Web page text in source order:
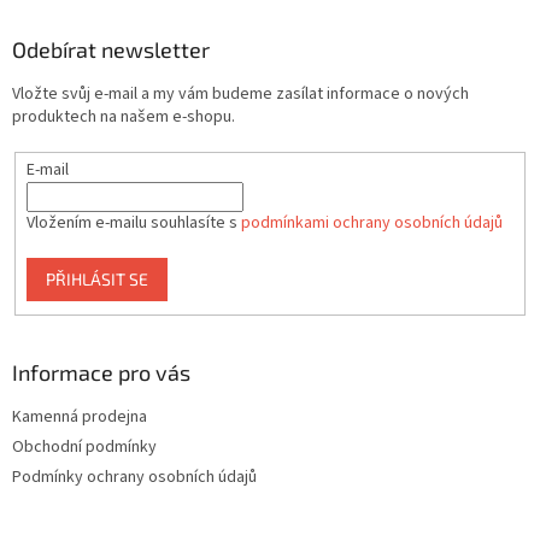
Odebírat newsletter
Vložte svůj e-mail a my vám budeme zasílat informace o nových
produktech na našem e-shopu.
E-mail
Vložením e-mailu souhlasíte s podmínkami ochrany osobních údajů
PŘIHLÁSIT SE
Informace pro vás
Kamenná prodejna
Obchodní podmínky
Podmínky ochrany osobních údajů